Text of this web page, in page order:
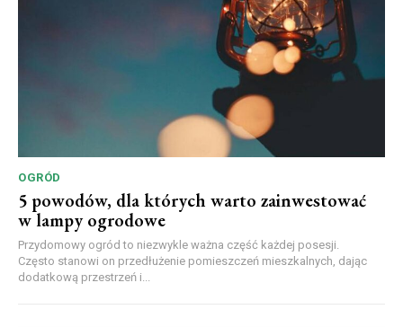
OGRÓD
5 powodów, dla których warto zainwestować
w lampy ogrodowe
Przydomowy ogród to niezwykle ważna część każdej posesji.
Często stanowi on przedłużenie pomieszczeń mieszkalnych, dając
dodatkową przestrzeń i...